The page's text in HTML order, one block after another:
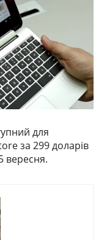
для
за 299 доларів
вересня.